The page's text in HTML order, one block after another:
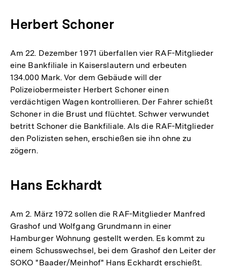
Herbert Schoner
Am 22. Dezember 1971 überfallen vier RAF-Mitglieder
eine Bankfiliale in Kaiserslautern und erbeuten
134.000 Mark. Vor dem Gebäude will der
Polizeiobermeister Herbert Schoner einen
verdächtigen Wagen kontrollieren. Der Fahrer schießt
Schoner in die Brust und flüchtet. Schwer verwundet
betritt Schoner die Bankfiliale. Als die RAF-Mitglieder
den Polizisten sehen, erschießen sie ihn ohne zu
zögern.
Hans Eckhardt
Am 2. März 1972 sollen die RAF-Mitglieder Manfred
Grashof und Wolfgang Grundmann in einer
Hamburger Wohnung gestellt werden. Es kommt zu
einem Schusswechsel, bei dem Grashof den Leiter der
SOKO "Baader/Meinhof" Hans Eckhardt erschießt.